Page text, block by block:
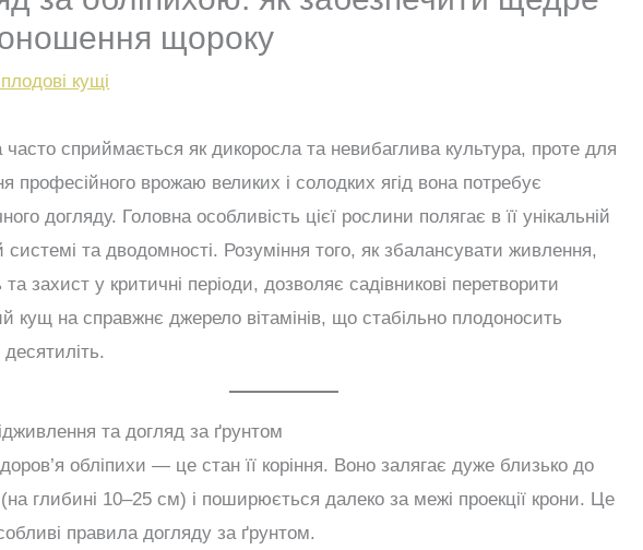
щороку
кущі
часто сприймається як дикоросла та невибаглива культура, проте для
професійного врожаю великих і солодких ягід вона потребує
догляду. Головна особливість цієї рослини полягає в її унікальній
системі та дводомності. Розуміння того, як збалансувати живлення,
та захист у критичні періоди, дозволяє садівникові перетворити
кущ на справжнє джерело вітамінів, що стабільно плодоносить
та догляд за ґрунтом
обліпихи — це стан її коріння. Воно залягає дуже близько до
(на глибині 10–25 см) і поширюється далеко за межі проекції крони. Це
правила догляду за ґрунтом.